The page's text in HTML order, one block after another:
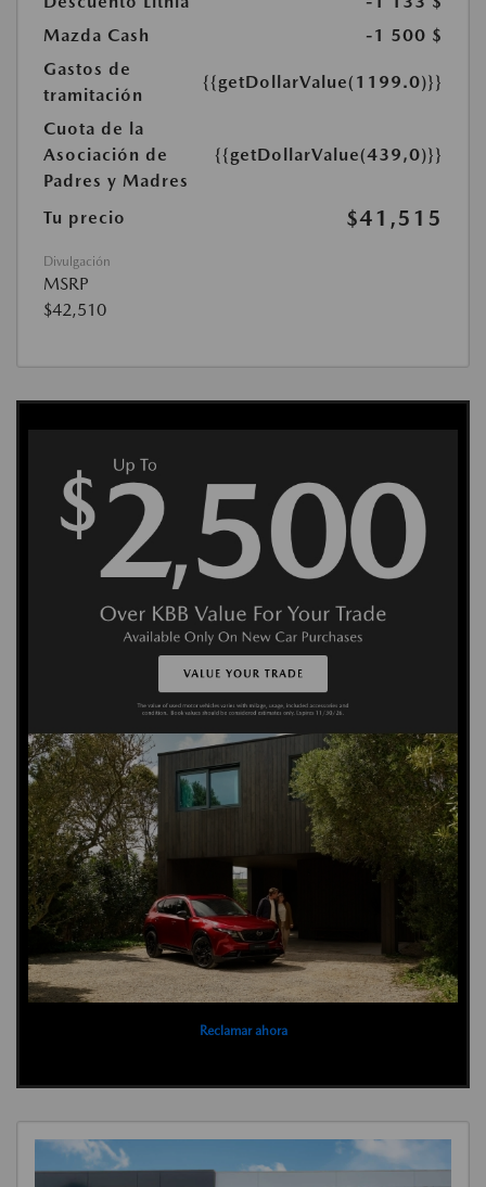
Mazda Cash
-1 500 $
Gastos de
tramitación
{{getDollarValue(1199.0)}}
Cuota de la
Asociación de
Padres y Madres
{{getDollarValue(439,0)}}
Tu precio $41,515
Divulgación
MSRP
$42,510
Reclamar ahora